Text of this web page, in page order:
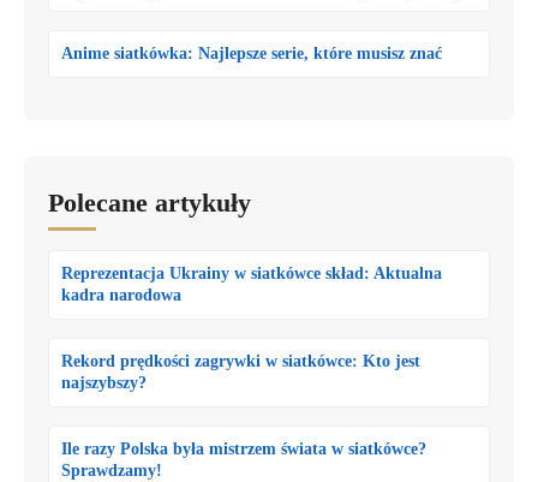
Anime siatkówka: Najlepsze serie, które musisz znać
Polecane artykuły
Reprezentacja Ukrainy w siatkówce skład: Aktualna
kadra narodowa
Rekord prędkości zagrywki w siatkówce: Kto jest
najszybszy?
Ile razy Polska była mistrzem świata w siatkówce?
Sprawdzamy!